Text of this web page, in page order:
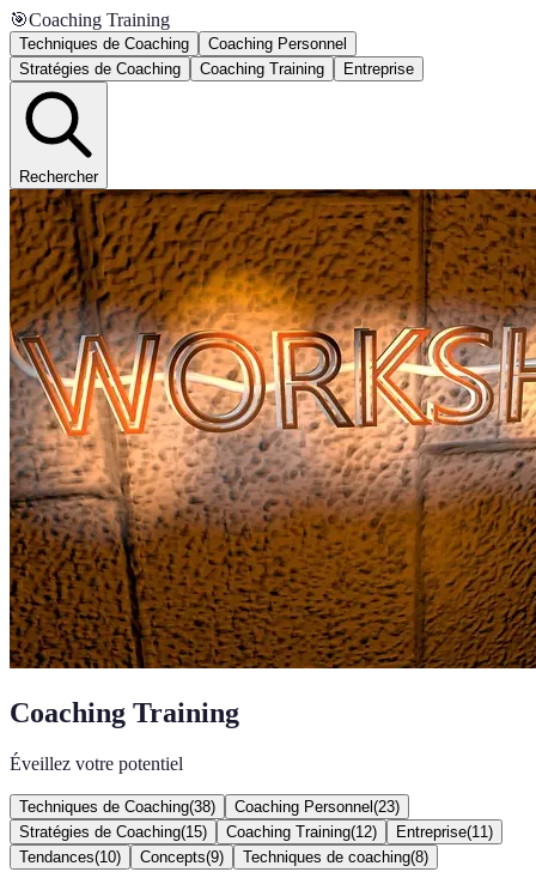
🎯Coaching Training
Techniques de Coaching
Coaching Personnel
Stratégies de Coaching
Coaching Training Entreprise
Rechercher
Coaching Training
Éveillez votre potentiel
Techniques de Coaching(38) Coaching Personnel (23)
Stratégies de Coaching(15) Coaching Training(12) Entreprise(11 )
Tendances(10) Concepts(9) Techniques de coaching(8)